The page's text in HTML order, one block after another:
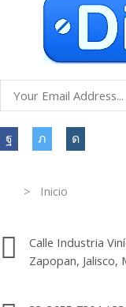
> Inicio
Calle Industria
Zapopan, Jalisco,